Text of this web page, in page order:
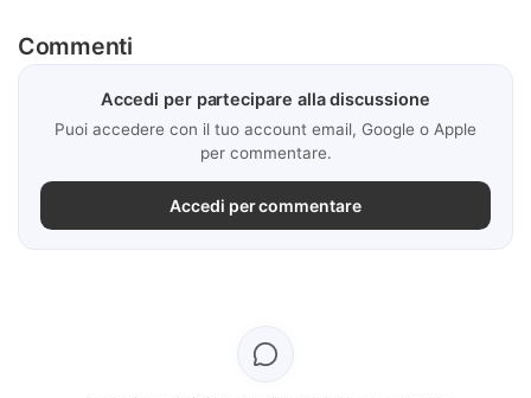
Commenti
Accedi per partecipare alla discussione
Puoi accedere con il tuo account email, Google o Apple
per commentare.
Accedi per commentare